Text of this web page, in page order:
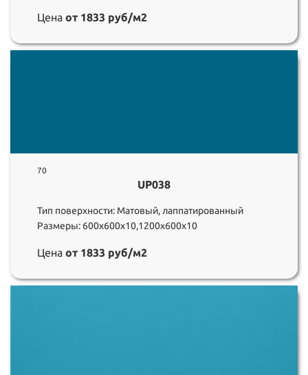
Цена от 1833 руб/м2
70
UP038
Тип поверхности: Матовый, лаппатированный
Размеры: 600х600х10,1200х600х10
Цена от 1833 руб/м2